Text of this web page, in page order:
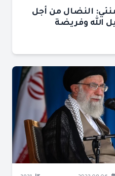
النضال من أجل
الله وفريضة